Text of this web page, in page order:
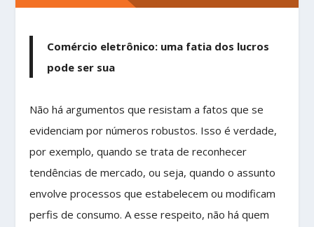
Comércio eletrônico: uma fatia dos lucros
pode ser sua
Não há argumentos que resistam a fatos que se
evidenciam por números robustos. Isso é verdade,
por exemplo, quando se trata de reconhecer
tendências de mercado, ou seja, quando o assunto
envolve processos que estabelecem ou modificam
perfis de consumo. A esse respeito, não há quem